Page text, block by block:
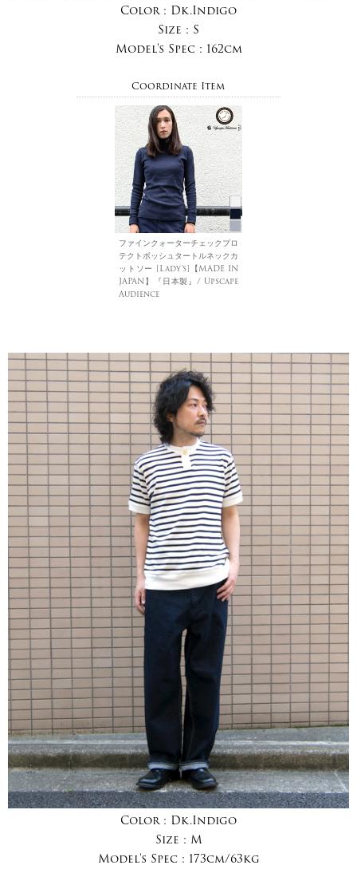
Color : Dk.Indigo
Size : S
Model's Spec : 162cm
Coordinate Item
ファインクォーターチェックプロ
テクトボッシュタートルネックカ
ットソー [Lady's]【MADE IN
JAPAN】『日本製』/ Upscape
Audience
Color : Dk.Indigo
Size : M
Model's Spec : 173cm/63kg